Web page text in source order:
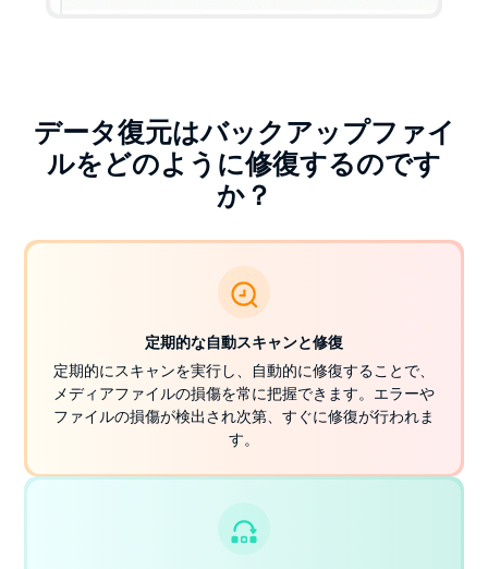
データ復元はバックアップファイ
ルをどのように修復するのです
か？
定期的な自動スキャンと修復
定期的にスキャンを実行し、自動的に修復することで、
メディアファイルの損傷を常に把握できます。エラーや
ファイルの損傷が検出され次第、すぐに修復が行われま
す。